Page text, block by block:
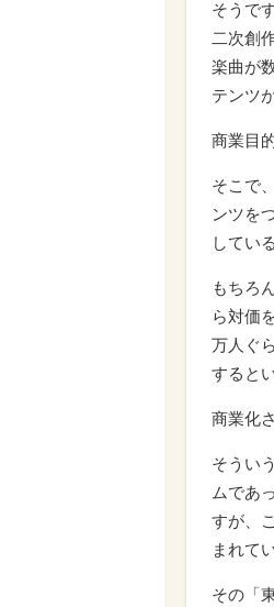
そうで
二次創
楽曲が
テンツ
商業目
そこで
ンツを
してい
もちろ
ら対価
万人ぐ
すると
商業化
そうい
ムであ
すが、
まれて
その「